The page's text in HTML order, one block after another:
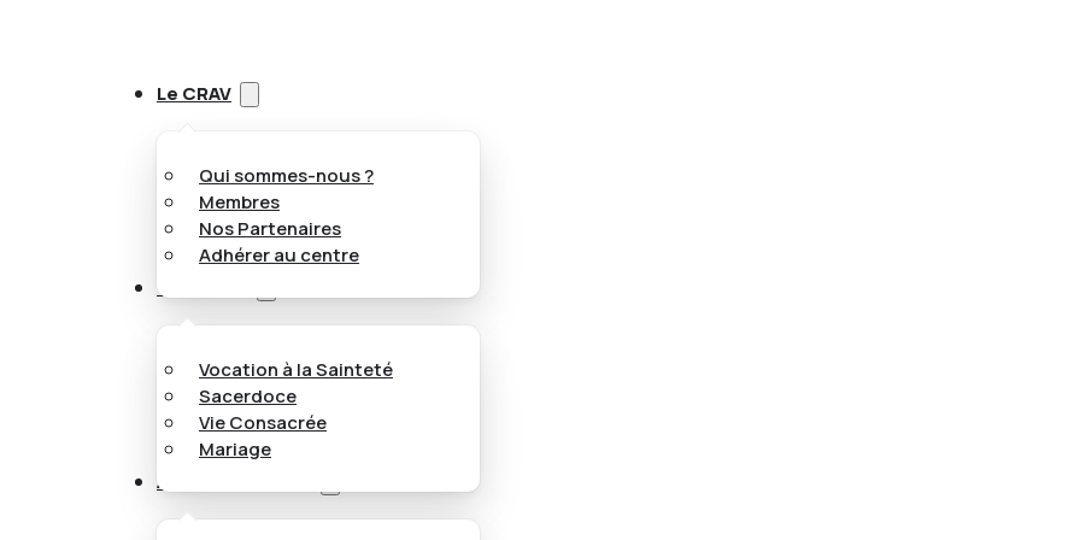
Le CRAV
Qui sommes-nous ?
Membres
Nos Partenaires
Adhérer au centre
Vocations
Vocation à la Sainteté
Sacerdoce
Vie Consacrée
Mariage
Appel aux jeunes